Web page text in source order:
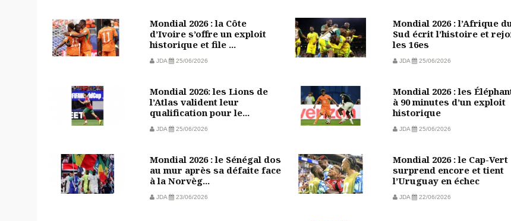
Mondial 2026 : la Côte
d’Ivoire s’offre un exploit
historique et file ...
JDA 25/06/2026
Mondial 2026 : l’Afrique
Sud écrit l’histoire et
les 16es
JDA 25/06/2026
Mondial 2026: les Lions de
l’Atlas valident leur
qualification pour le...
JDA 25/06/2026
Mondial 2026 : les
à 90 minutes d’un exploit
historique
JDA 25/06/2026
Mondial 2026 : le Sénégal dos
au mur après sa défaite face
à la Norvèg...
JDA 23/06/2026
Mondial 2026 : le Cap-Vert
surprend encore et tient
l’Uruguay en échec
JDA 22/06/2026